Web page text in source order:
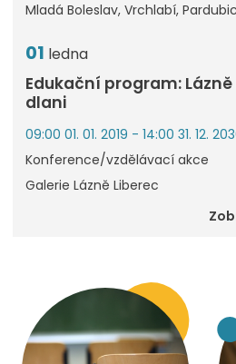
Mladá Boleslav, Vrchlabí,
01 ledna
Edukační program:
dlani
09:00 01. 01. 2019 - 14:00 31. 12.
Konference/vzdělávací akce
Galerie Lázně Liberec